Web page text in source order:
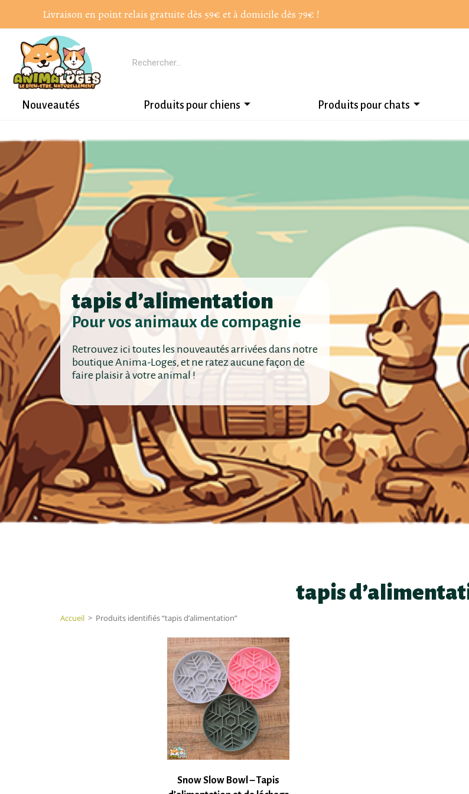
Livraison en point relais gratuite dès 59€ et à domicile dès 79€ !
Nouveautés Produits pour chiens Produits pour chats
tapis d’alimentation
Pour vos animaux de compagnie
Retrouvez ici toutes les nouveautés arrivées dans notre
boutique Anima-Loges, et ne ratez aucune façon de
faire plaisir à votre animal !
tapis
Accueil > Produits identifiés “tapis d’alimentation”
Snow Slow Bowl – Tapis